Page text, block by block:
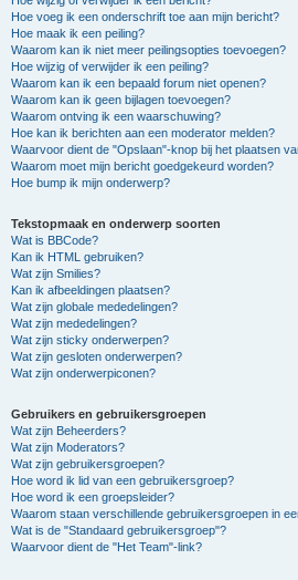
Hoe voeg ik een onderschrift toe aan mijn bericht?
Hoe maak ik een peiling?
Waarom kan ik niet meer peilingsopties toevoegen?
Hoe wijzig of verwijder ik een peiling?
Waarom kan ik een bepaald forum niet openen?
Waarom kan ik geen bijlagen toevoegen?
Waarom ontving ik een waarschuwing?
Hoe kan ik berichten aan een moderator melden?
Waarvoor dient de "Opslaan"-knop bij het plaatsen
Waarom moet mijn bericht goedgekeurd worden?
Hoe bump ik mijn onderwerp?
Tekstopmaak en onderwerp soorten
Wat is BBCode?
Kan ik HTML gebruiken?
Wat zijn Smilies?
Kan ik afbeeldingen plaatsen?
Wat zijn globale mededelingen?
Wat zijn mededelingen?
Wat zijn sticky onderwerpen?
Wat zijn gesloten onderwerpen?
Wat zijn onderwerpiconen?
Gebruikers en gebruikersgroepen
Wat zijn Beheerders?
Wat zijn Moderators?
Wat zijn gebruikersgroepen?
Hoe word ik lid van een gebruikersgroep?
Hoe word ik een groepsleider?
Waarom staan verschillende gebruikersgroepen in
Wat is de "Standaard gebruikersgroep"?
Waarvoor dient de "Het Team"-link?